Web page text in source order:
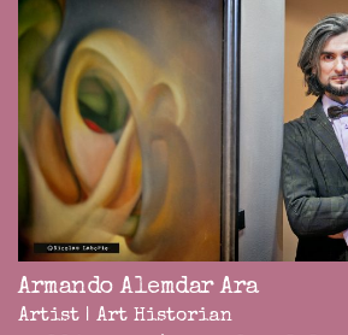
Armando Alemdar Ara
Artist | Art Historian